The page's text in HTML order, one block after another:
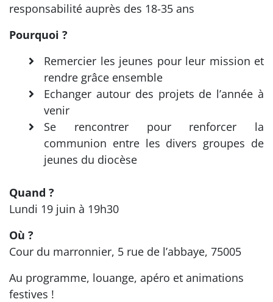
responsabilité auprès des 18-35 ans
Pourquoi ?
Remercier les jeunes pour leur mission et
rendre grâce ensemble
Echanger autour des projets de l’année à
venir
Se rencontrer pour renforcer la
communion entre les divers groupes de
jeunes du diocèse
Quand ?
Lundi 19 juin à 19h30
Où ?
Cour du marronnier, 5 rue de l’abbaye, 75005
Au programme, louange, apéro et animations
festives !